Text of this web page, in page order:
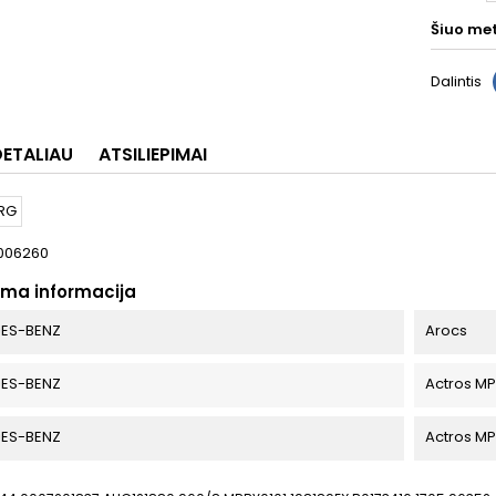
Šiuo
Dalintis
ATSILIEPIMAI
informacija
BENZ Arocs
BENZ Actros
BENZ Actros